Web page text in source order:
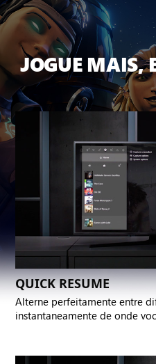
JOGUE MAIS,
QUICK RESUME
Alterne perfeitamente entre
instantaneamente de onde